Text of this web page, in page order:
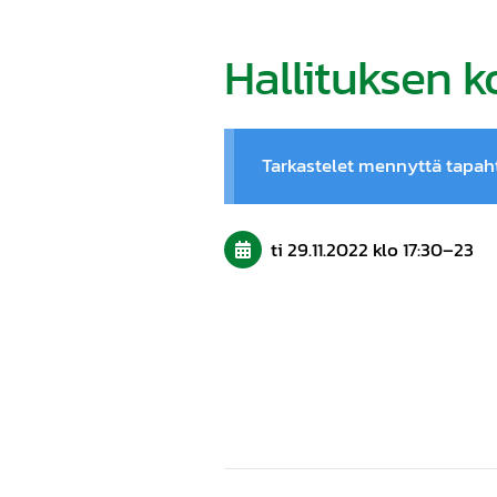
Hallituksen
Tarkastelet mennyttä
ti 29.11.2022 klo 17:30–23